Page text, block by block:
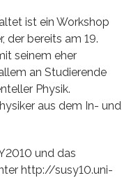
ist ein Workshop
der bereits am 19.
seinem eher
an Studierende
Physik.
aus dem In- und
und das
http://susy10.uni-